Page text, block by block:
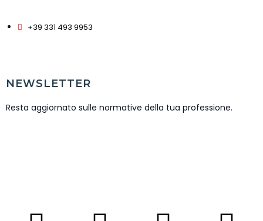
+39 331 493 9953
NEWSLETTER
Resta aggiornato sulle normative della tua professione.